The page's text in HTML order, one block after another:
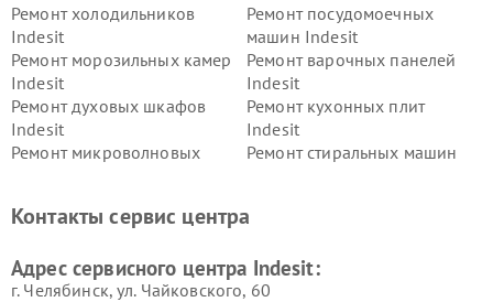
Ремонт холодильников
Indesit
Ремонт посудомоечных
машин Indesit
Ремонт морозильных камер
Indesit
Ремонт варочных панелей
Indesit
Ремонт духовых шкафов
Indesit
Ремонт кухонных плит
Indesit
Ремонт микроволновых
Ремонт стиральных машин
Indesit
Indesit
Контакты сервис центра
Адрес сервисного центра Indesit:
г. Челябинск, ул. Чайковского, 60